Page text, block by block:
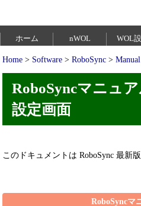
ホーム nWOL WOL
Home > Software > RoboSync > Manual
RoboSyncマニュ
設定画面
このドキュメントは RoboSync 最新
RoboSyncマ